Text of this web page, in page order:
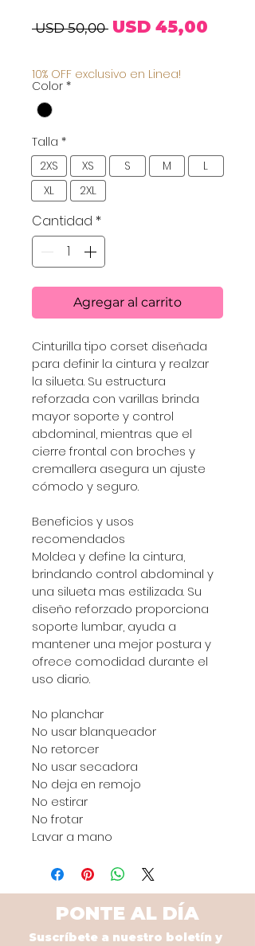
USD 50,00 Precio
USD 45,00
10% OFF exclusivo en Linea!
Color *
Talla *
2XS
XS S M
L
XL
2XL
Cantidad *
Agregar al carrito
Cinturilla tipo corset diseñada
para definir la cintura y realzar
la silueta. Su estructura
reforzada con varillas brinda
mayor soporte y control
abdominal, mientras que el
cierre frontal con broches y
cremallera asegura un ajuste
cómodo y seguro.
Beneficios y usos
recomendados
Moldea y define la cintura,
brindando control abdominal y
una silueta mas estilizada. Su
diseño reforzado proporciona
soporte lumbar, ayuda a
mantener una mejor postura y
ofrece comodidad durante el
uso diario.
No planchar
No usar blanqueador
No retorcer
No usar secadora
No deja en remojo
No estirar
No frotar
Lavar a mano
PONTE AL DÍA
Suscríbete a nuestro boletín y